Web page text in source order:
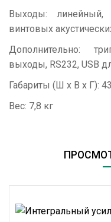
Выходы:
винтовых
Дополнительно:
выходы, RS232, USB
Габариты (Ш х В х Г):
Вес: 7,8 кг